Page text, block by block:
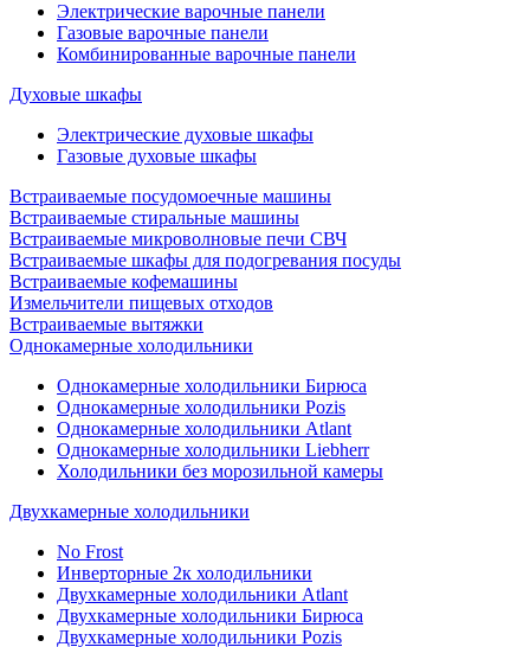
Электрические варочные панели
Газовые варочные панели
Комбинированные варочные панели
Духовые шкафы
Электрические духовые шкафы
Газовые духовые шкафы
Встраиваемые посудомоечные машины
Встраиваемые стиральные машины
Встраиваемые микроволновые печи СВЧ
Встраиваемые шкафы для подогревания посуды
Встраиваемые кофемашины
Измельчители пищевых отходов
Встраиваемые вытяжки
Однокамерные холодильники
Однокамерные холодильники Бирюса
Однокамерные холодильники Pozis
Однокамерные холодильники Atlant
Однокамерные холодильники Liebherr
Холодильники без морозильной камеры
Двухкамерные холодильники
No Frost
Инверторные 2к холодильники
Двухкамерные холодильники Atlant
Двухкамерные холодильники Бирюса
Двухкамерные холодильники Pozis